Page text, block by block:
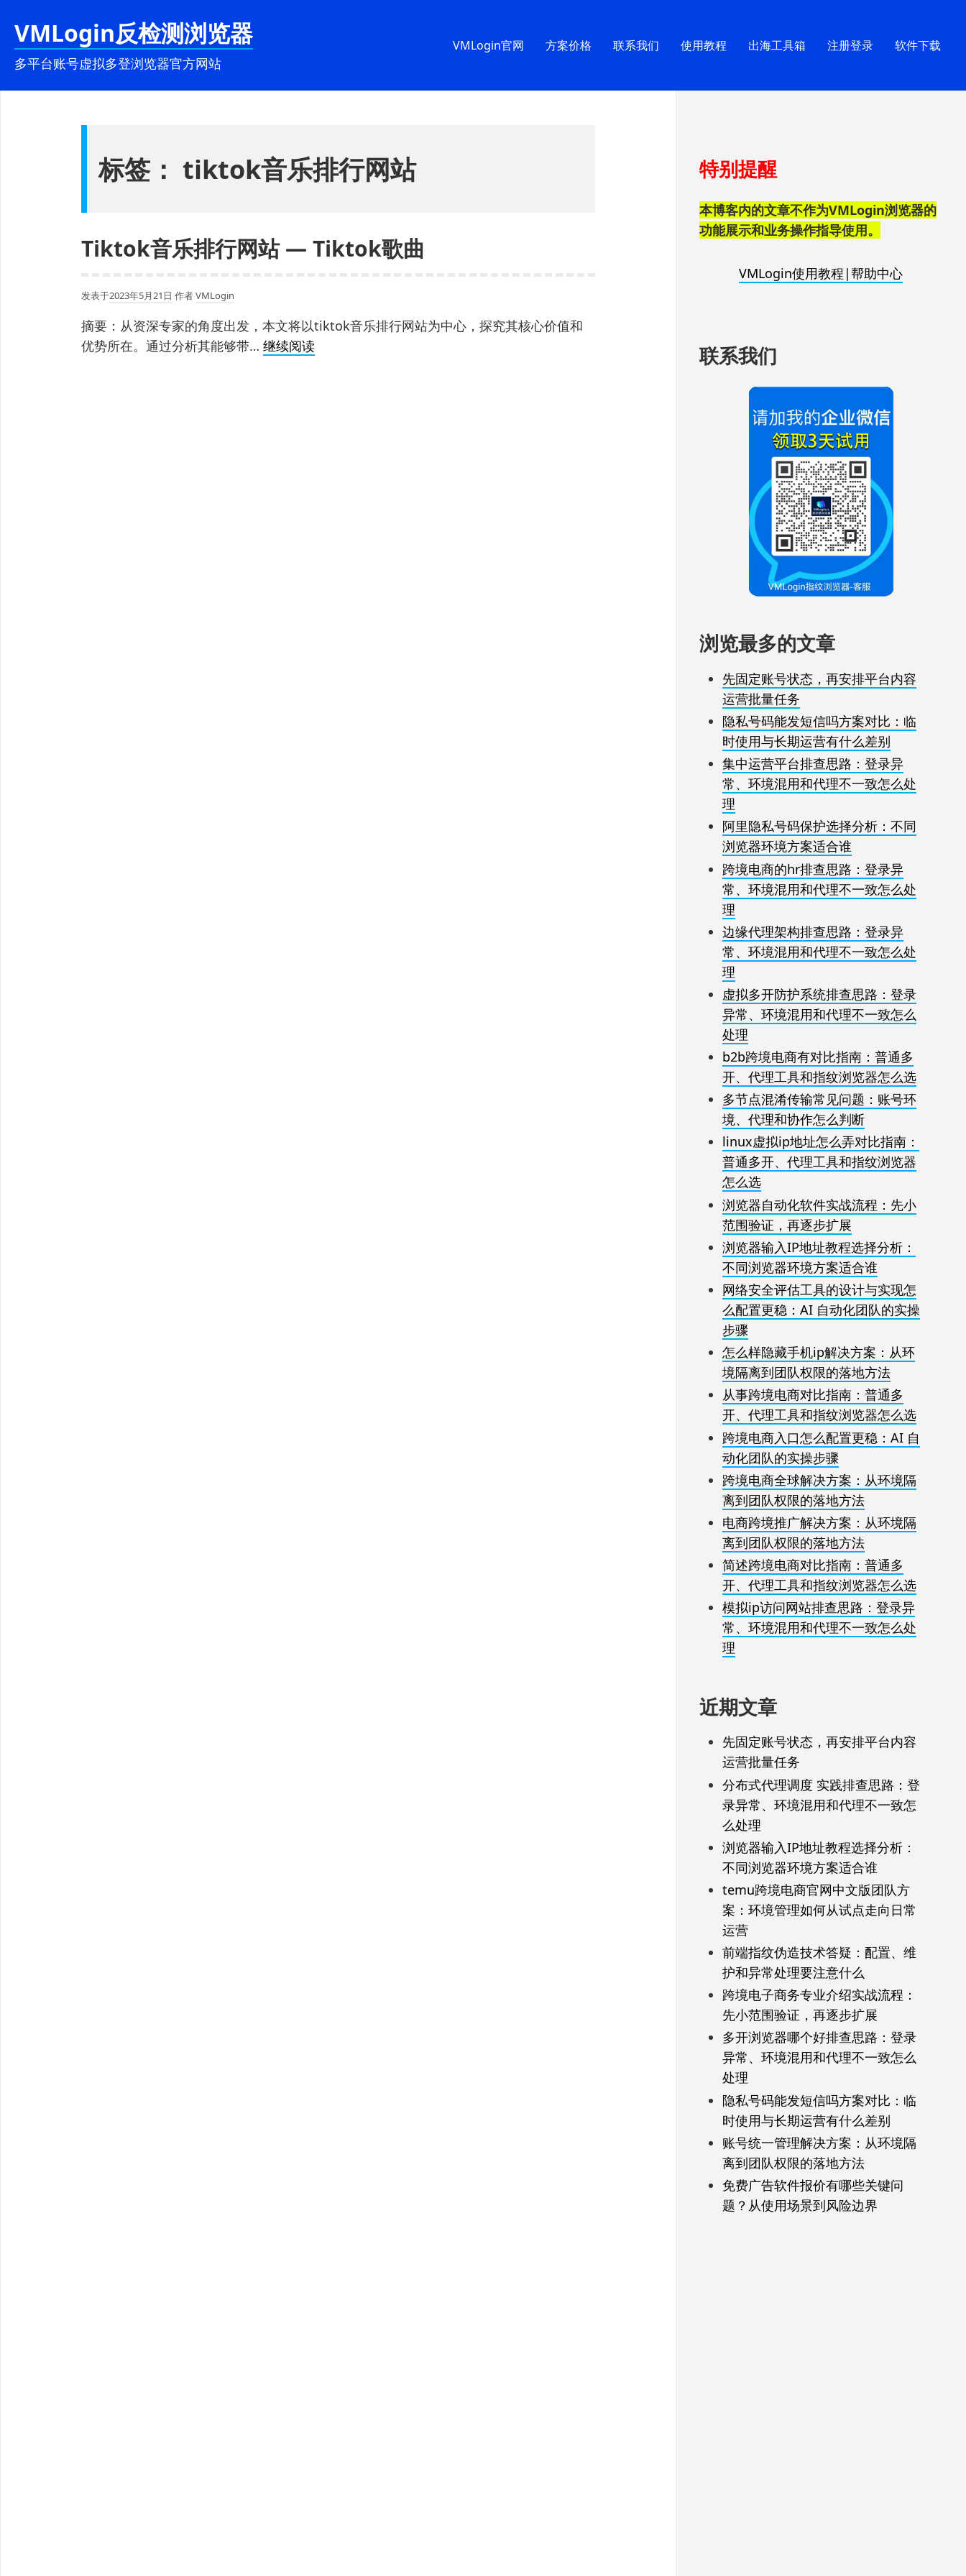
VMLogin反检测浏览器
多平台账号虚拟多登浏览器官方网站
VMLogin官网 方案价格 联系我们 使用教程 出海工具箱 注册登录 软件下载
标签： tiktok音乐排行网站
Tiktok音乐排行网站 — Tiktok歌曲
发表于2023年5月21日 作者VMLogin
摘要：从资深专家的角度出发，本文将以tiktok音乐排行网站为中心，探究其核心价值和
优势所在。通过分析其能够带… 继续阅读
至
脚
特别提醒
本博客内的文章不作为VMLogin浏览器的
功能展示和业务操作指导使用。
VMLogin使用教程|帮助中心
联系我们
浏览最多的文章
先固定账号状态，再安排平台内容
运营批量任务
隐私号码能发短信吗方案对比：临
时使用与长期运营有什么差别
集中运营平台排查思路：登录异
常、环境混用和代理不一致怎么处
理
阿里隐私号码保护选择分析：不同
浏览器环境方案适合谁
跨境电商的hr排查思路：登录异
常、环境混用和代理不一致怎么处
理
边缘代理架构排查思路：登录异
常、环境混用和代理不一致怎么处
理
虚拟多开防护系统排查思路：登录
异常、环境混用和代理不一致怎么
处理
b2b跨境电商有对比指南：普通多
开、代理工具和指纹浏览器怎么选
多节点混淆传输常见问题：账号环
境、代理和协作怎么判断
linux虚拟ip地址怎么弄对比指南：
普通多开、代理工具和指纹浏览器
怎么选
浏览器自动化软件实战流程：先小
范围验证，再逐步扩展
浏览器输入IP地址教程选择分析：
不同浏览器环境方案适合谁
网络安全评估工具的设计与实现怎
么配置更稳：AI 自动化团队的实操
步骤
怎么样隐藏手机ip解决方案：从环
境隔离到团队权限的落地方法
从事跨境电商对比指南：普通多
开、代理工具和指纹浏览器怎么选
跨境电商入口怎么配置更稳：AI 自
动化团队的实操步骤
跨境电商全球解决方案：从环境隔
离到团队权限的落地方法
电商跨境推广解决方案：从环境隔
离到团队权限的落地方法
简述跨境电商对比指南：普通多
开、代理工具和指纹浏览器怎么选
模拟ip访问网站排查思路：登录异
常、环境混用和代理不一致怎么处
理
近期文章
先固定账号状态，再安排平台内容
运营批量任务
分布式代理调度 实践排查思路：登
录异常、环境混用和代理不一致怎
么处理
浏览器输入IP地址教程选择分析：
不同浏览器环境方案适合谁
temu跨境电商官网中文版团队方
案：环境管理如何从试点走向日常
运营
前端指纹伪造技术答疑：配置、维
护和异常处理要注意什么
跨境电子商务专业介绍实战流程：
先小范围验证，再逐步扩展
多开浏览器哪个好排查思路：登录
异常、环境混用和代理不一致怎么
处理
隐私号码能发短信吗方案对比：临
时使用与长期运营有什么差别
账号统一管理解决方案：从环境隔
离到团队权限的落地方法
免费广告软件报价有哪些关键问
题？从使用场景到风险边界